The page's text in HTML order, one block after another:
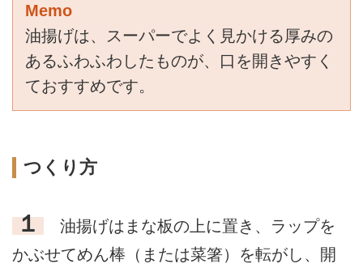
Memo
油揚げは、スーパーでよく見かける厚みの
あるふわふわしたものが、口を開きやすく
ておすすめです。
つくり方
１
油揚げはまな板の上に置き、ラップを
かぶせてめん棒（または菜箸）を転がし、開